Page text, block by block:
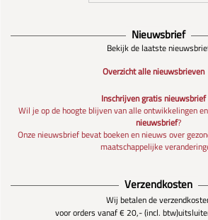
Nieuwsbrief
Bekijk de laatste
Overzicht alle nieuwsbrieven
Inschrijven gratis nieuwsbrief
Wil je op de hoogte blijven van alle ontwikkelingen
nieuwsbrief?
Onze nieuwsbrief bevat boeken en nieuws over
maatschappelijke
Verzendkosten
Wij betalen de
voor orders vanaf € 20,- (incl. btw)